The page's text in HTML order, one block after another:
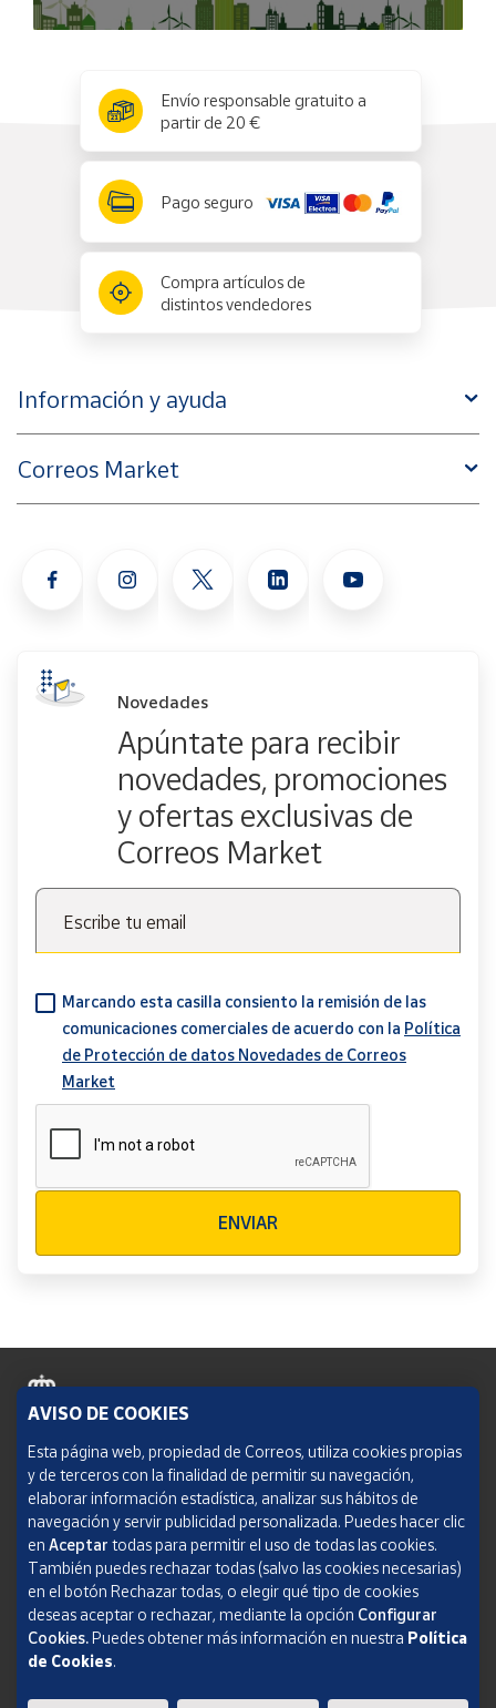
Envío responsable gratuito a
partir de 20 €
Pago seguro
Compra artículos de
distintos vendedores
Información y ayuda
Correos Market
Novedades
Apúntate para recibir
novedades, promociones
y ofertas exclusivas de
Correos Market
Escribe tu email
Marcando esta casilla consiento la remisión de las
comunicaciones comerciales de acuerdo con la Política
de Protección de datos Novedades de Correos
Market
ENVIAR
Política de cookies
Aviso legal
Condiciones del servicio
Política de Privacidad Web
Informe de transparencia
SOCIEDAD ESTATAL CORREOS Y TELÉGRAFOS, S.A., S.M.E. Todos los derechos
AVISO DE COOKIES
Esta página web, propiedad de Correos, utiliza cookies propias
y de terceros con la finalidad de permitir su navegación,
elaborar información estadística, analizar sus hábitos de
navegación y servir publicidad personalizada. Puedes hacer clic
en Aceptar todas para permitir el uso de todas las cookies.
También puedes rechazar todas (salvo las cookies necesarias)
en el botón Rechazar todas, o elegir qué tipo de cookies
deseas aceptar o rechazar, mediante la opción Configurar
Cookies.Puedes obtener más información en nuestra Política
de Cookies.